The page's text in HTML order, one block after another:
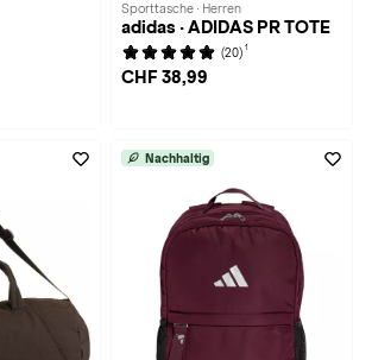
Sporttasche · Herren
adidas · ADIDAS PR TOTE
(20) 1
CHF 38,99
Nachhaltig